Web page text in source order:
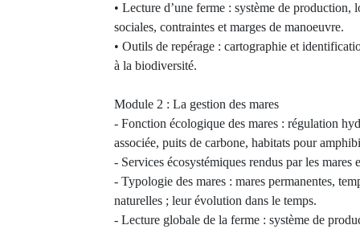
• Lecture d’une ferme : système de production,
sociales, contraintes et marges de manoeuvre.
• Outils de repérage : cartographie et
à la biodiversité.
Module 2 : La gestion des mares
- Fonction écologique des mares : régulation
associée, puits de carbone, habitats pour
- Services écosystémiques rendus par les mares
- Typologie des mares : mares permanentes,
naturelles ; leur évolution dans le temps.
- Lecture globale de la ferme : système de